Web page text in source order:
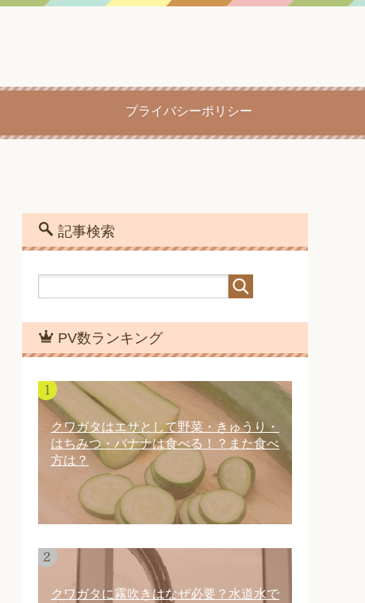
プライバシーポリシー
記事検索
PV数ランキング
クワガタはエサとして野菜・きゅうり・
はちみつ・バナナは食べる！？また食べ
方は？
クワガタに霧吹きはなぜ必要？水道水で